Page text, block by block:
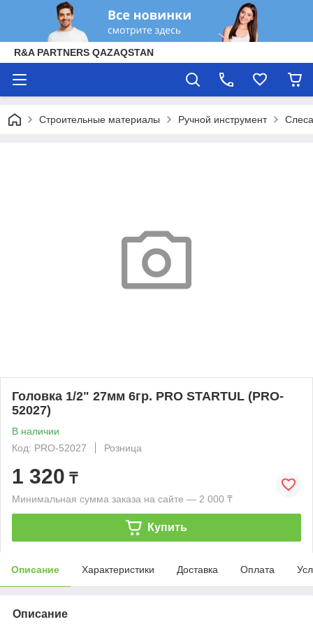
R&A PARTNERS QAZAQSTAN
Строительные материалы Ручной инструмент
Головка 1/2" 27мм 6гр. PRO STARTUL (PRO-
52027)
В наличии
Код: PRO-52027
Розница
1 320 ₸
Минимальная сумма заказа на сайте — 2 000 ₸
Купить
Описание Характеристики Доставка Оплата
Описание